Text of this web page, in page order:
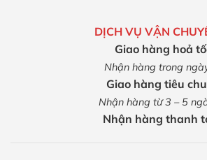
DỊCH VỤ VẬN
Giao hàng hoả
Nhận hàng trong
Giao hàng tiêu
Nhận hàng từ 3 – 5
Nhận hàng thanh